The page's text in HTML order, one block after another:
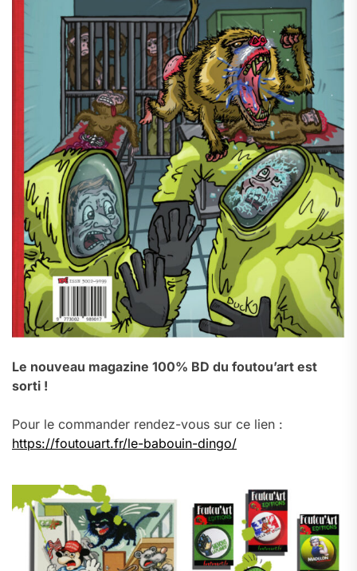
Le nouveau magazine 100% BD du foutou’art est
sorti !
Pour le commander rendez-vous sur ce lien :
https://foutouart.fr/le-babouin-dingo/